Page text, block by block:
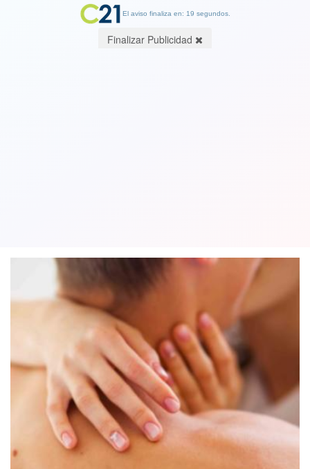
El aviso finaliza en: 19 segundos.
Finalizar Publicidad